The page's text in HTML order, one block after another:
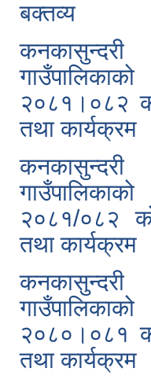
बक्तव्य
कनकासुन्दरी
२०८१।०८२
तथा कार्यक्रम
कनकासुन्दरी
२०८१/०८२
तथा कार्यक्रम
कनकासुन्दरी
२०८०।०८१
तथा कार्यक्रम